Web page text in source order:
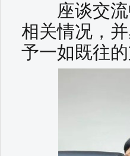
座谈交流
相关情况，
予一如既往的